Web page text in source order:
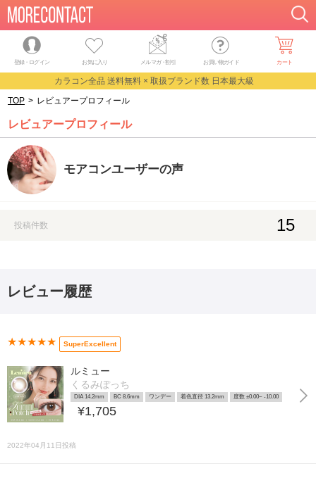
登録・ログイン お気に入り メルマガ・割引 お買い物ガイド カート
カラコン全品 送料無料 × 取扱ブランド数 日本最大級
TOP > レビュアープロフィール
レビュアープロフィール
モアコンユーザーの声
投稿件数 15
レビュー履歴
★★★★★ SuperExcellent
ルミュー
くるみぽっち
DIA 14.2mm BC 8.6mm ワンデー 着色直径 13.2mm 度数 ±0.00~ -10.00
¥1,705
2022年04月11日投稿